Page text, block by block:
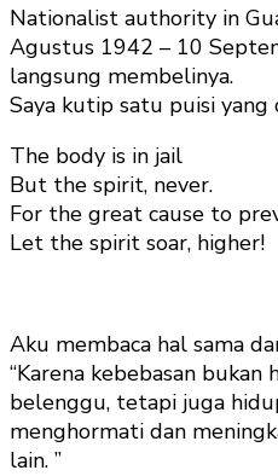
Nationalist authority in
Agustus 1942 – 10
langsung membelinya.
Saya kutip satu puisi
The body is in jail
But the spirit, never.
For the great cause to
Let the spirit soar, higher!
Aku membaca hal sama
“Karena kebebasan bukan
belenggu, tetapi juga
menghormati dan
lain. ”